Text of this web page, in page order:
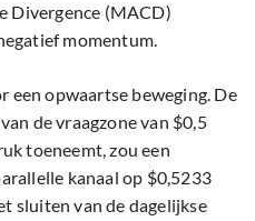
Divergence (MACD)
momentum.
opwaartse beweging. De
de vraagzone van $0,5
toeneemt, zou een
kanaal op $0,5233
sluiten van de dagelijkse